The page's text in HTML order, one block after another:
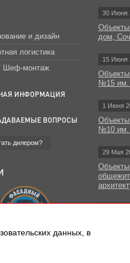
и дизайн
логистика
Шеф-монтаж
ИНФОРМАЦИЯ
ВОПРОСЫ
дилером?
30 Июня
дом,
15 Июня
Объекты
№15 им.
1 Июня
Объекты
№10 им.
29 Мая
Объекты
данных, в